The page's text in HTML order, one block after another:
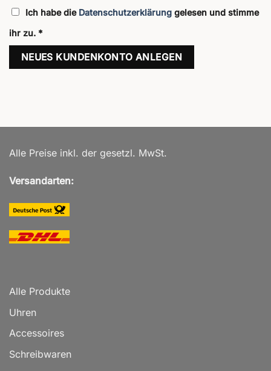
Ich habe die Datenschutzerklärung gelesen und stimme
ihr zu. *
NEUES KUNDENKONTO ANLEGEN
Alle Preise inkl. der gesetzl. MwSt.
Versandarten:
Alle Produkte
Uhren
Accessoires
Schreibwaren